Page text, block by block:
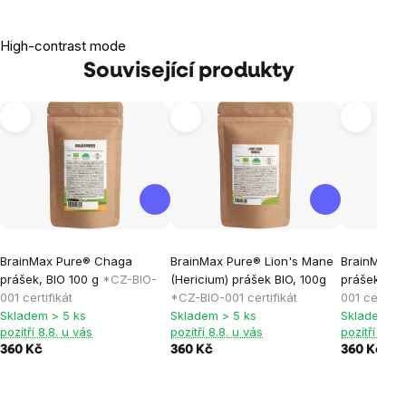
High-contrast mode
Související produkty
BrainMax Pure® Chaga
prášek, BIO 100 g *CZ-BIO-
001 certifikát
Skladem > 5 ks
pozítří 8.8. u vás
360 Kč
BrainMax Pure® Lion's Mane
(Hericium) prášek BIO, 100g
*CZ-BIO-001 certifikát
Skladem > 5 ks
pozítří 8.8. u vás
360 Kč
BrainMax
prášek,
001
Skladem >
pozítří 8.8.
360 Kč